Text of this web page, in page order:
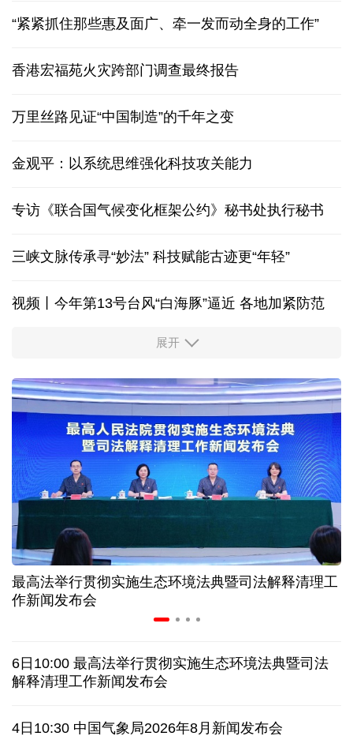
“紧紧抓住那些惠及面广、牵一发而动全身的工作”
香港宏福苑火灾跨部门调查最终报告
万里丝路见证“中国制造”的千年之变
金观平：以系统思维强化科技攻关能力
专访《联合国气候变化框架公约》秘书处执行秘书
三峡文脉传承寻“妙法” 科技赋能古迹更“年轻”
视频丨今年第13号台风“白海豚”逼近 各地加紧防范
柔性制造，高效匹配差异化需求
高温下用电负荷创新高 解码今夏的清凉底气
活力中国调研行丨弯道超车 如何“皖”美提速
年中经济观察 服务实体经济 财政金融打出"组合拳"
7月份中国仓储指数保持扩张 行业运行韧性较强
小球赛撬动大消费 体育赛事激活城市发展新动能
俄黑客称获取北约直接参与袭击俄领土证据
全球媒体聚焦︱外媒：美国劳动力市场正在走弱
展开
最高法举行贯彻实施生态环境法典暨司法解释清理工
作新闻发布会
6日10:00 最高法举行贯彻实施生态环境法典暨司法
解释清理工作新闻发布会
4日10:30 中国气象局2026年8月新闻发布会